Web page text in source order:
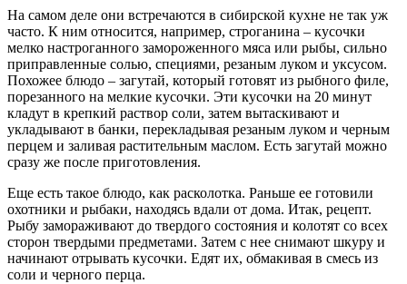
На самом деле они встречаются в сибирской кухне не так уж
часто. К ним относится, например, строганина – кусочки
мелко настроганного замороженного мяса или рыбы, сильно
приправленные солью, специями, резаным луком и уксусом.
Похожее блюдо – загутай, который готовят из рыбного филе,
порезанного на мелкие кусочки. Эти кусочки на 20 минут
кладут в крепкий раствор соли, затем вытаскивают и
укладывают в банки, перекладывая резаным луком и черным
перцем и заливая растительным маслом. Есть загутай можно
сразу же после приготовления.
Еще есть такое блюдо, как расколотка. Раньше ее готовили
охотники и рыбаки, находясь вдали от дома. Итак, рецепт.
Рыбу замораживают до твердого состояния и колотят со всех
сторон твердыми предметами. Затем с нее снимают шкуру и
начинают отрывать кусочки. Едят их, обмакивая в смесь из
соли и черного перца.